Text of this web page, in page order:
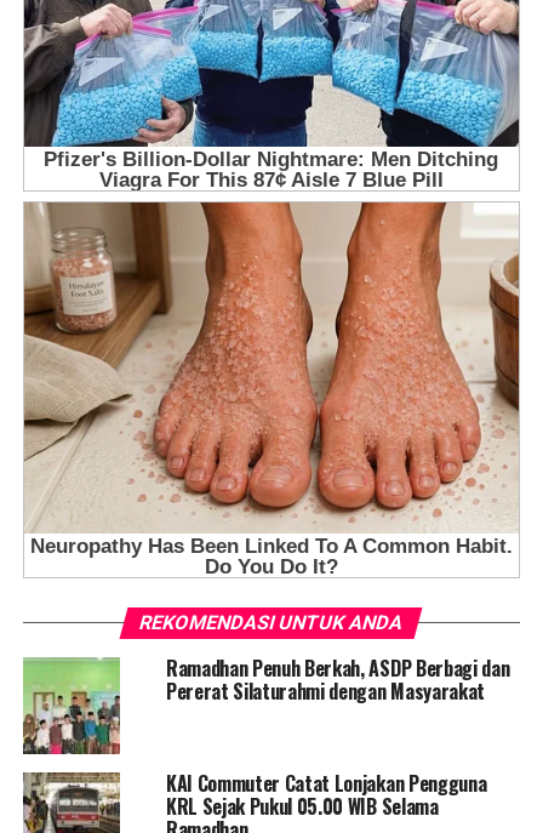
REKOMENDASI UNTUK ANDA
Ramadhan Penuh Berkah, ASDP Berbagi dan
Pererat Silaturahmi dengan Masyarakat
KAI Commuter Catat Lonjakan Pengguna
KRL Sejak Pukul 05.00 WIB Selama